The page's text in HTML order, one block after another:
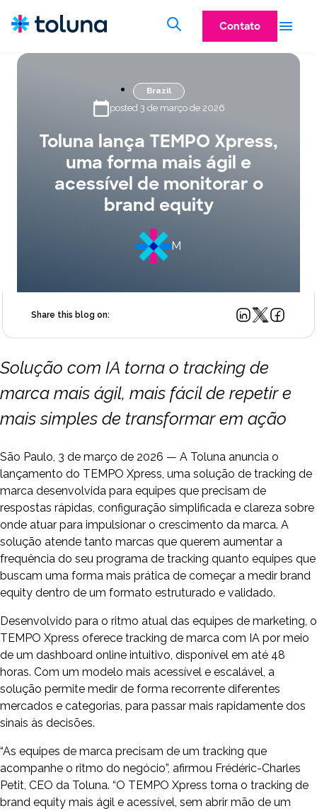
Contato
Brazil
posted 3 de março de 2026
Toluna lança TEMPO Xpress,
uma forma mais ágil e
acessível de monitorar o
brand equity
M
Share this blog on:
Solução com IA torna o tracking de
marca mais ágil, mais fácil de repetir e
mais simples de transformar em ação
São Paulo, 3 de março de 2026 — A Toluna anuncia o
lançamento do TEMPO Xpress, uma solução de tracking de
marca desenvolvida para equipes que precisam de
respostas rápidas, configuração simplificada e clareza sobre
onde atuar para impulsionar o crescimento da marca. A
solução atende tanto marcas que querem aumentar a
frequência do seu programa de tracking quanto equipes que
buscam uma forma mais prática de começar a medir brand
equity dentro de um formato estruturado e validado.
Desenvolvido para o ritmo atual das equipes de marketing, o
TEMPO Xpress oferece tracking de marca com IA por meio
de um dashboard online intuitivo, disponível em até 48
horas. Com um modelo mais acessível e escalável, a
solução permite medir de forma recorrente diferentes
mercados e categorias, para passar mais rapidamente dos
sinais às decisões.
“As equipes de marca precisam de um tracking que
acompanhe o ritmo do negócio”, afirmou Frédéric-Charles
Petit, CEO da Toluna. “O TEMPO Xpress torna o tracking de
brand equity mais ágil e acessível, sem abrir mão de um